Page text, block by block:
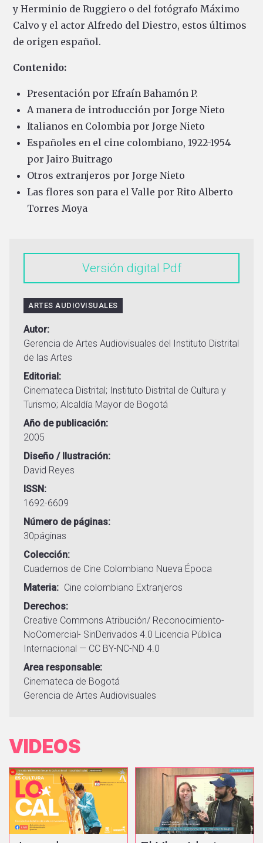
y Herminio de Ruggiero o del fotógrafo Máximo
Calvo y el actor Alfredo del Diestro, estos últimos
de origen español.
Contenido:
Presentación por Efraín Bahamón P.
A manera de introducción por Jorge Nieto
Italianos en Colombia por Jorge Nieto
Españoles en el cine colombiano, 1922-1954
por Jairo Buitrago
Otros extranjeros por Jorge Nieto
Las flores son para el Valle por Rito Alberto
Torres Moya
Versión digital
ARTES AUDIOVISUALES
Autor
Gerencia de Artes Audiovisuales del Instituto Distrital
de las Artes
Editorial
Cinemateca Distrital; Instituto Distrital de Cultura y
Turismo; Alcaldía Mayor de Bogotá
Año de publicación
2005
Diseño / Ilustración
David Reyes
ISSN
1692-6609
Número de páginas
30páginas
Colección
Cuadernos de Cine Colombiano Nueva Época
Materia
Cine colombiano Extranjeros
Derechos
Creative Commons Atribución/ Reconocimiento-
NoComercial- SinDerivados 4.0 Licencia Pública
Internacional — CC BY-NC-ND 4.0
Area responsable
Cinemateca de Bogotá
Gerencia de Artes Audiovisuales
VIDEOS